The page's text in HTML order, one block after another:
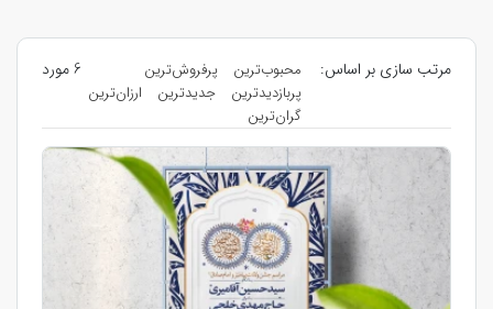
مرتب سازی بر اساس: محبوب‌ترین
پرفروش‌ترین
پربازدیدترین
جدیدترین
ارزان‌ترین
گران‌ترین
6 مورد